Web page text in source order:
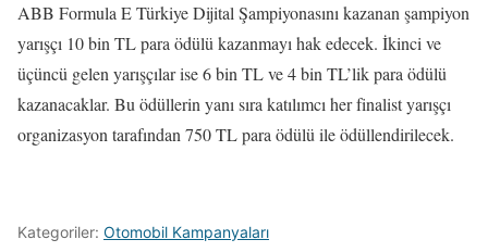
ABB Formula E Türkiye Dijital Şampiyonasını kazanan şampiyon
yarışçı 10 bin TL para ödülü kazanmayı hak edecek. İkinci ve
üçüncü gelen yarışçılar ise 6 bin TL ve 4 bin TL’lik para ödülü
kazanacaklar. Bu ödüllerin yanı sıra katılımcı her finalist yarışçı
organizasyon tarafından 750 TL para ödülü ile ödüllendirilecek.
Kategoriler: Otomobil Kampanyaları